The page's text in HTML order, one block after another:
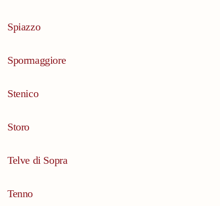
Spiazzo
Spormaggiore
Stenico
Storo
Telve di Sopra
Tenno